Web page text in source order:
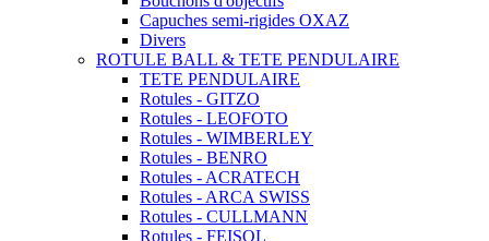
Capuches semi-rigides OXAZ
Divers
ROTULE BALL & TETE PENDULAIRE
TETE PENDULAIRE
Rotules - GITZO
Rotules - LEOFOTO
Rotules - WIMBERLEY
Rotules - BENRO
Rotules - ACRATECH
Rotules - ARCA SWISS
Rotules - CULLMANN
Rotules - FEISOL